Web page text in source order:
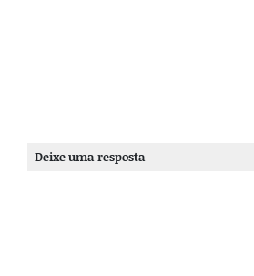
Deixe uma resposta